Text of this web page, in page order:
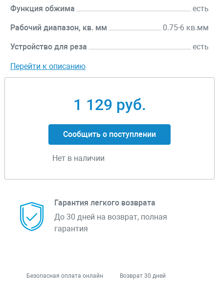
Функция обжима есть
Рабочий диапазон, кв. мм 0.75-6 кв.мм
Устройство для реза есть
Перейти к описанию
1 129 руб.
Сообщить о поступлении
Нет в наличии
Гарантия легкого возврата
До 30 дней на возврат, полная
гарантия
Безопасная оплата онлайн Возврат 30 дней